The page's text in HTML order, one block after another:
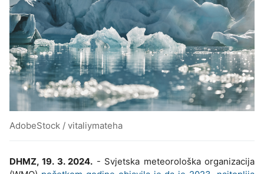
AdobeStock / vitaliymateha
DHMZ, 19. 3. 2024. - Svjetska meteorološka organizacija